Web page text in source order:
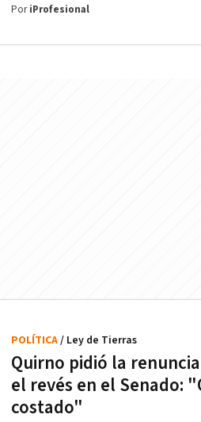
PoriProfesional
Quirno pidió la
el revés en el Senado:
costado"
POLÍTICA/ Ley de Tierras